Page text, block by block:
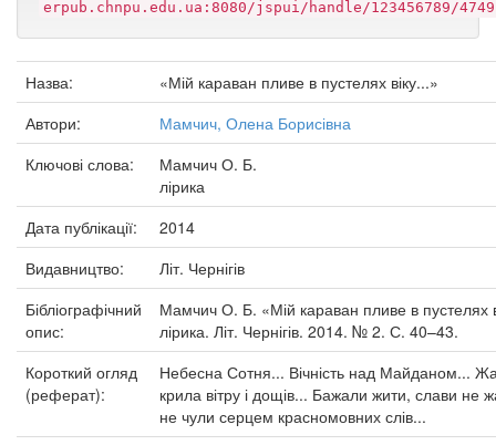
erpub.chnpu.edu.ua:8080/jspui/handle/123456789/4749
Назва:
«Мій караван пливе в пустелях віку...»
Автори:
Мамчич, Олена Борисівна
Ключові слова:
Мамчич О. Б.
лірика
Дата публікації:
2014
Видавництво:
Літ. Чернігів
Бібліографічний
опис:
Мамчич О. Б. «Мій караван пливе в пустелях
лірика. Літ. Чернігів. 2014. № 2. С. 40–43.
Короткий огляд
(реферат):
Небесна Сотня... Вічність над Майданом...
крила вітру і дощів... Бажали жити, слави не
не чули серцем красномовних слів...